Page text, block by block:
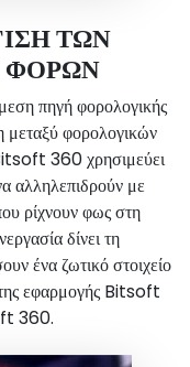
ΤΩΝ
ΦΟΡΩΝ
πηγή φορολογικής
μεταξύ φορολογικών
360 χρησιμεύει
αλληλεπιδρούν με
ρίχνουν φως στη
δίνει τη
ένα ζωτικό στοιχείο
της εφαρμογής Bitsoft
360.